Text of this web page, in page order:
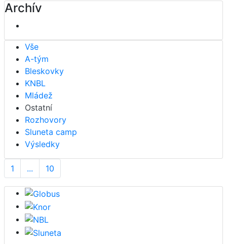
Archív
Vše
A-tým
Bleskovky
KNBL
Mládež
Ostatní
Rozhovory
Sluneta camp
Výsledky
1 ... 10